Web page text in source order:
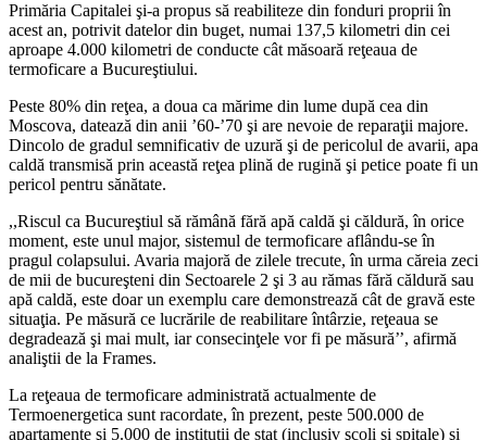
Primăria Capitalei şi-a propus să reabiliteze din fonduri proprii în
acest an, potrivit datelor din buget, numai 137,5 kilometri din cei
aproape 4.000 kilometri de conducte cât măsoară reţeaua de
termoficare a Bucureştiului.
Peste 80% din reţea, a doua ca mărime din lume după cea din
Moscova, datează din anii ’60-’70 şi are nevoie de reparaţii majore.
Dincolo de gradul semnificativ de uzură şi de pericolul de avarii, apa
caldă transmisă prin această reţea plină de rugină şi petice poate fi un
pericol pentru sănătate.
,,Riscul ca Bucureştiul să rămână fără apă caldă şi căldură, în orice
moment, este unul major, sistemul de termoficare aflându-se în
pragul colapsului. Avaria majoră de zilele trecute, în urma căreia zeci
de mii de bucureşteni din Sectoarele 2 şi 3 au rămas fără căldură sau
apă caldă, este doar un exemplu care demonstrează cât de gravă este
situaţia. Pe măsură ce lucrările de reabilitare întârzie, reţeaua se
degradează şi mai mult, iar consecinţele vor fi pe măsură’’, afirmă
analiştii de la Frames.
La reţeaua de termoficare administrată actualmente de
Termoenergetica sunt racordate, în prezent, peste 500.000 de
apartamente şi 5.000 de instituţii de stat (inclusiv şcoli şi spitale) şi